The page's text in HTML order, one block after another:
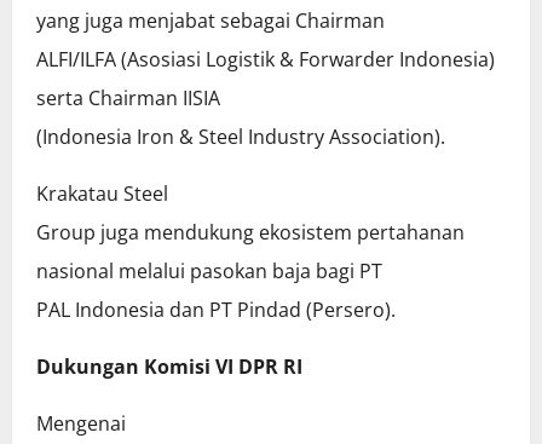
yang juga menjabat sebagai Chairman
ALFI/ILFA (Asosiasi Logistik & Forwarder Indonesia)
serta Chairman IISIA
(Indonesia Iron & Steel Industry Association).
Krakatau Steel
Group juga mendukung ekosistem pertahanan
nasional melalui pasokan baja bagi PT
PAL Indonesia dan PT Pindad (Persero).
Dukungan Komisi VI DPR RI
Mengenai